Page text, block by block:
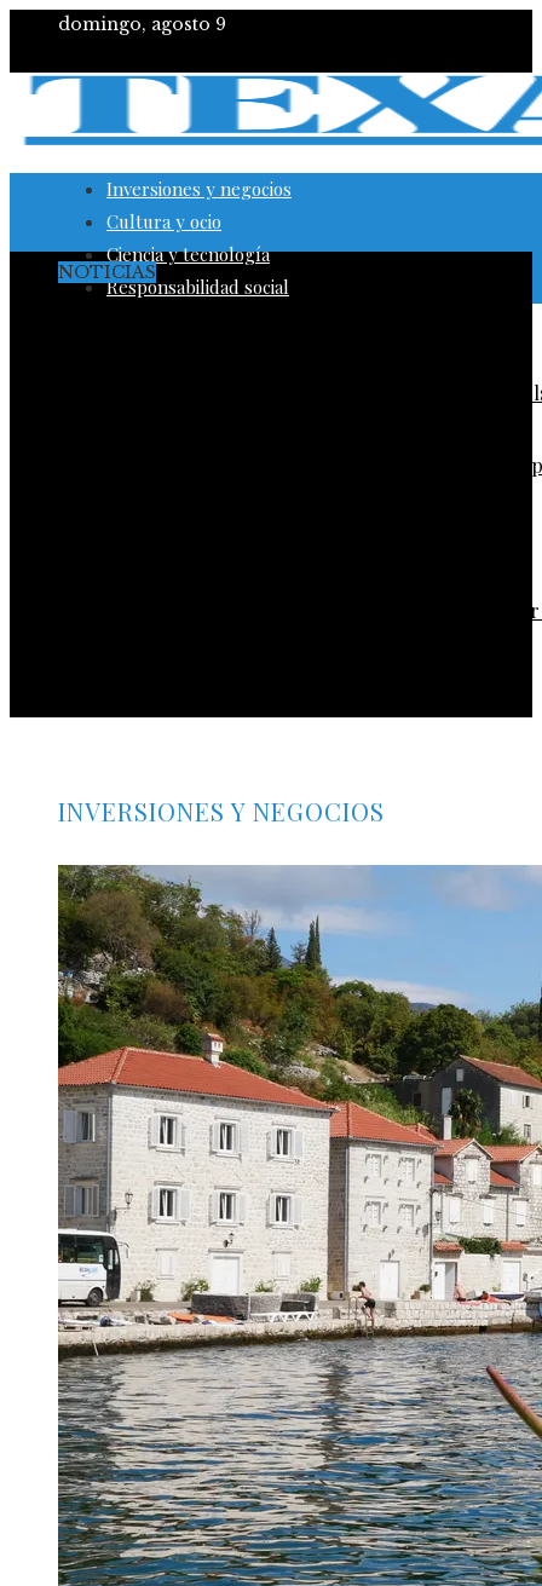
domingo, agosto 9
Inversiones y negocios
Cultura y ocio
Ciencia y tecnología
Responsabilidad social
NOTICIAS
Bélgica combina economía global y RSC para
Los 10 animales con sentidos más extraordinarios
La conferencia de Estocolmo y su impacto en
INVERSIONES Y NEGOCIOS